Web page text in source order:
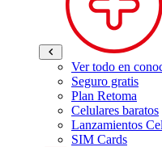
Ver todo en
Seguro gratis
Plan Retoma
Celulares baratos
Lanzamientos
SIM Cards